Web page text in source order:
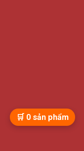
🛒 0 sản phẩm